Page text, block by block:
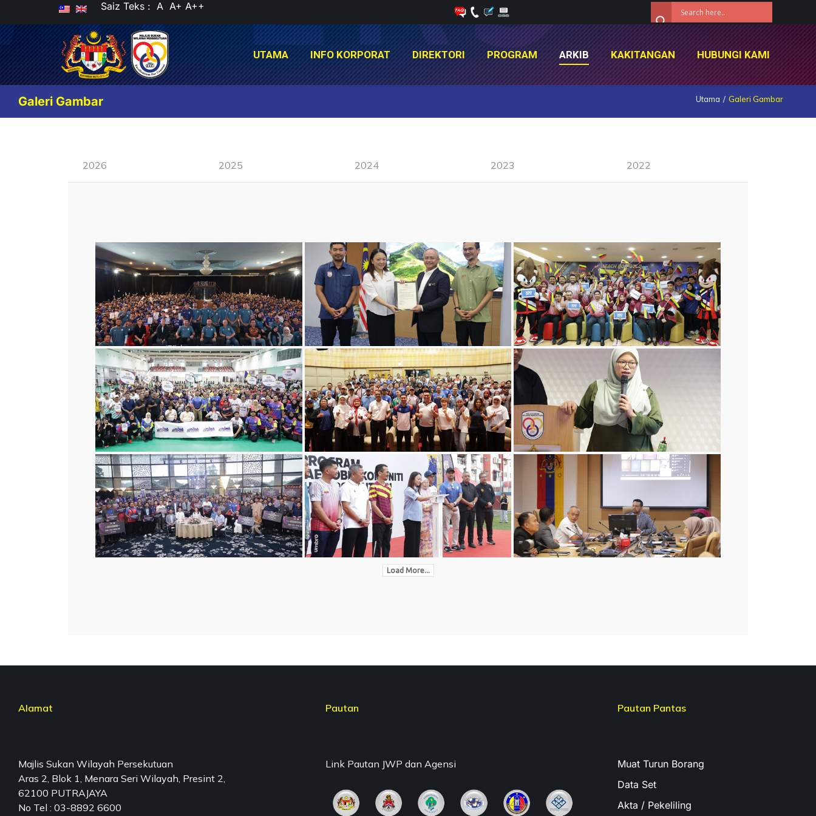
Saiz Teks : A A+ A++
UTAMA INFO KORPORAT DIREKTORI PROGRAM ARKIB KAKITANGAN HUBUNGI KAMI
Galeri Gambar Utama Galeri Gambar
2026 2025 2024 2023 2022
Load More...
Alamat
Majlis Sukan Wilayah Persekutuan
Aras 2, Blok 1, Menara Seri Wilayah, Presint 2,
62100 PUTRAJAYA
No Tel : 03-8892 6600
Pautan
Link Pautan JWP dan Agensi
Pautan Pantas
Muat Turun Borang
Data Set
Akta / Pekeliling
UTAMA INFO KORPORAT DIREKTORI PROGRAM ARKIB KAKITANGAN HUBUNGI KAMI